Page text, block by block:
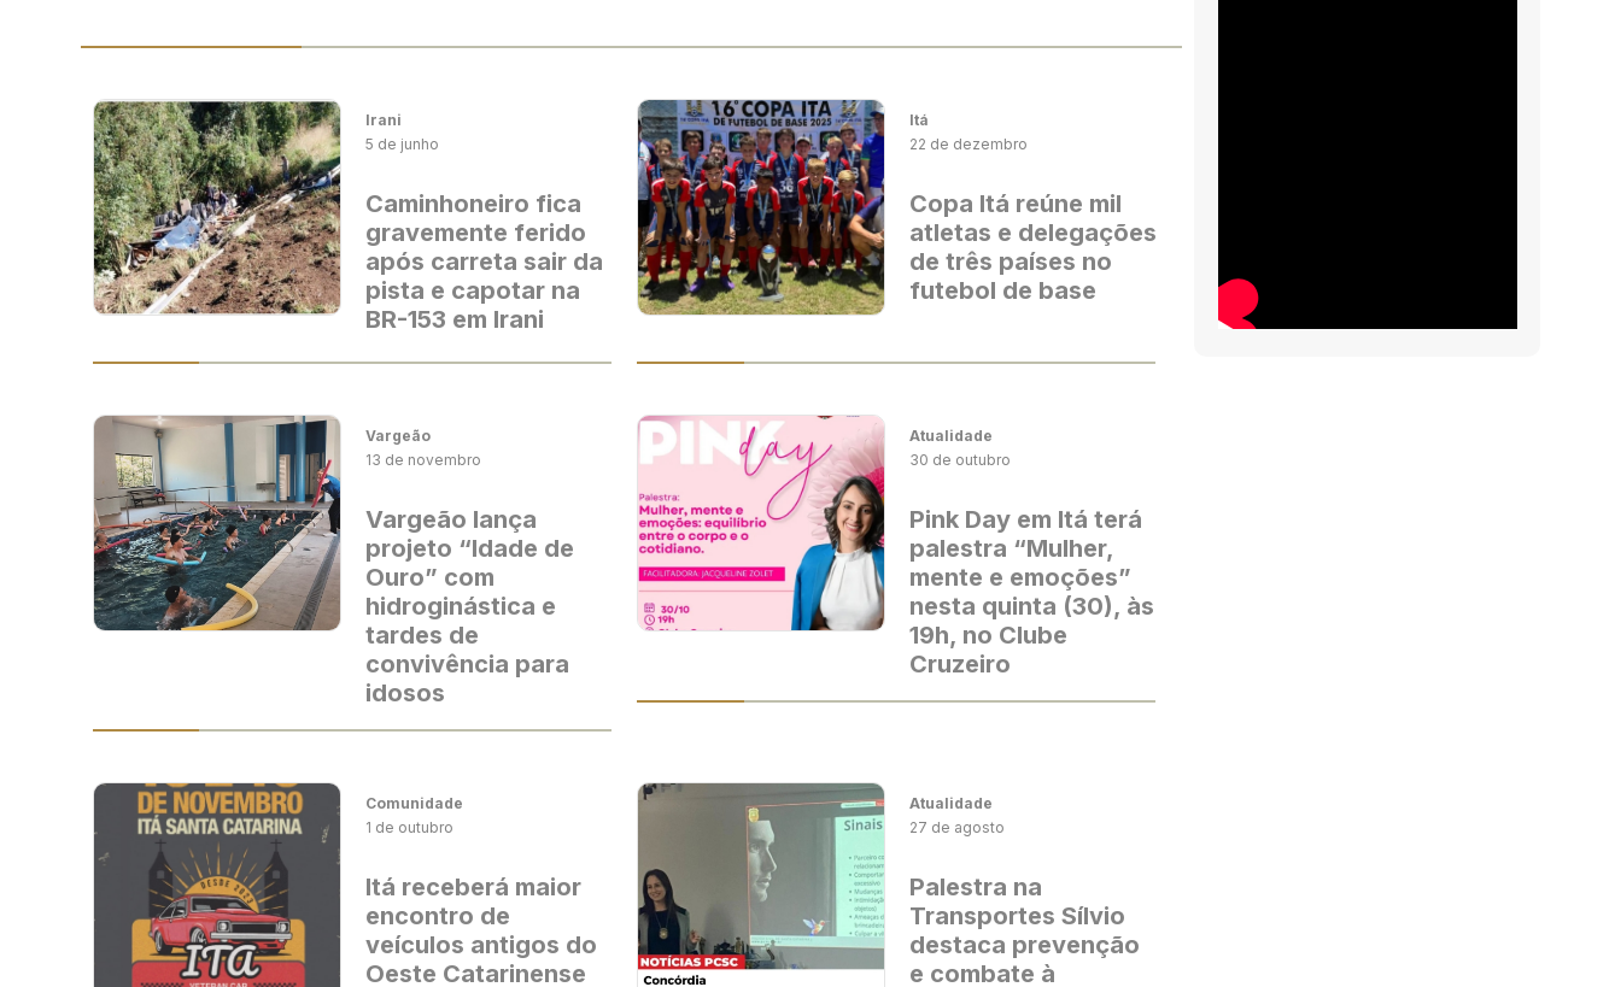
Irani
5 de junho
Caminhoneiro fica
gravemente ferido
após carreta sair da
pista e capotar na
BR-153 em Irani
Itá
22 de dezembro
Copa Itá reúne mil
atletas e delegações
de três países no
futebol de base
Vargeão
13 de novembro
Vargeão lança
projeto “Idade de
Ouro” com
hidroginástica e
tardes de
convivência para
idosos
Atualidade
30 de outubro
Pink Day em Itá terá
palestra “Mulher,
mente e emoções”
nesta quinta (30), às
19h, no Clube
Cruzeiro
Comunidade
1 de outubro
Itá receberá maior
encontro de
veículos antigos do
Oeste Catarinense
Atualidade
27 de agosto
Palestra na
Transportes Sílvio
destaca prevenção
e combate à